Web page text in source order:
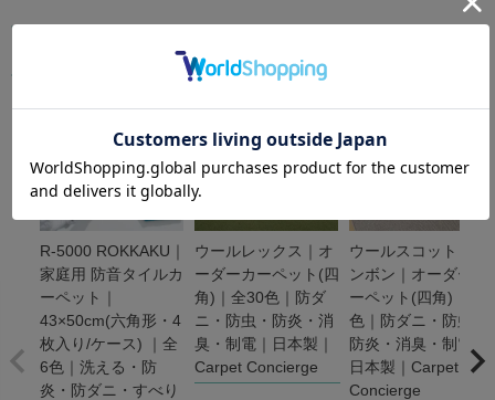
カーペットマルシェの人気商品
R-5000 ROKKAKU｜
家庭用 防音タイルカ
ーペット｜
43×50cm(六角形・4
枚入り/ケース) ｜全
6色｜洗える・防
炎・防ダニ・すべり
ウールレックス｜オ
ーダーカーペット(四
角)｜全30色｜防ダ
ニ・防虫・防炎・消
臭・制電｜日本製｜
Carpet Concierge
ウールスコット ヘリ
ンボン｜オーダーカ
ーペット(四角)｜全3
色｜防ダニ・防虫・
防炎・消臭・制電｜
日本製｜Carpet
Concierge